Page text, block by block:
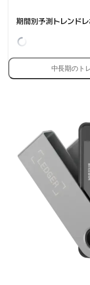
期間別予測トレンド
中長期のト